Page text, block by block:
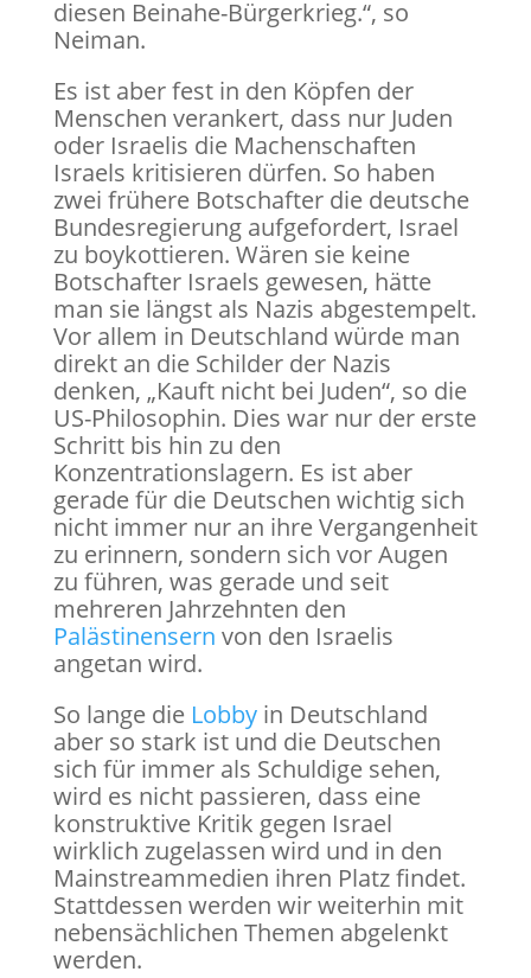
diesen Beinahe-Bürgerkrieg.“, so
Neiman.
Es ist aber fest in den Köpfen der
Menschen verankert, dass nur Juden
oder Israelis die Machenschaften
Israels kritisieren dürfen. So haben
zwei frühere Botschafter die deutsche
Bundesregierung aufgefordert, Israel
zu boykottieren. Wären sie keine
Botschafter Israels gewesen, hätte
man sie längst als Nazis abgestempelt.
Vor allem in Deutschland würde man
direkt an die Schilder der Nazis
denken, „Kauft nicht bei Juden“, so die
US-Philosophin. Dies war nur der erste
Schritt bis hin zu den
Konzentrationslagern. Es ist aber
gerade für die Deutschen wichtig sich
nicht immer nur an ihre Vergangenheit
zu erinnern, sondern sich vor Augen
zu führen, was gerade und seit
mehreren Jahrzehnten den
Palästinensern von den Israelis
angetan wird.
So lange die Lobby in Deutschland
aber so stark ist und die Deutschen
sich für immer als Schuldige sehen,
wird es nicht passieren, dass eine
konstruktive Kritik gegen Israel
wirklich zugelassen wird und in den
Mainstreammedien ihren Platz findet.
Stattdessen werden wir weiterhin mit
nebensächlichen Themen abgelenkt
werden.